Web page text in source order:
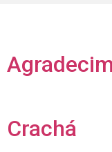
Crachá